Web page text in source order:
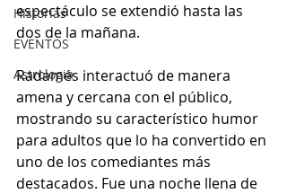
Historias
EVENTOS
Astrologia
espectáculo se extendió hasta las
dos de la mañana.
Radamés interactuó de manera
amena y cercana con el público,
mostrando su característico humor
para adultos que lo ha convertido en
uno de los comediantes más
destacados. Fue una noche llena de